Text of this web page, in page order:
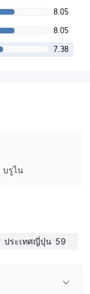
8.05
8.05
7.38
บรูไน
ประเทศญี่ปุ่น 59